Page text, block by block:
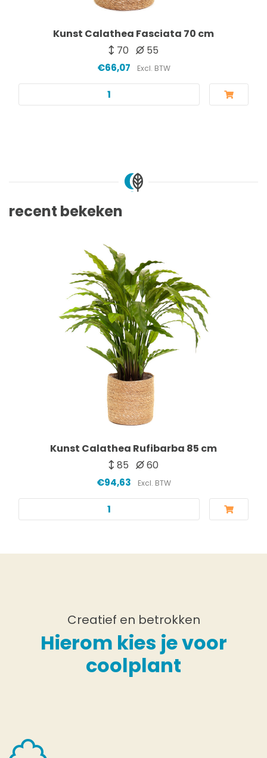
Kunst Calathea Fasciata 70 cm
70
55
€66,07 Excl. BTW
recent bekeken
Kunst Calathea Rufibarba 85 cm
85
60
€94,63 Excl. BTW
Creatief en betrokken
Hierom kies je voor
coolplant